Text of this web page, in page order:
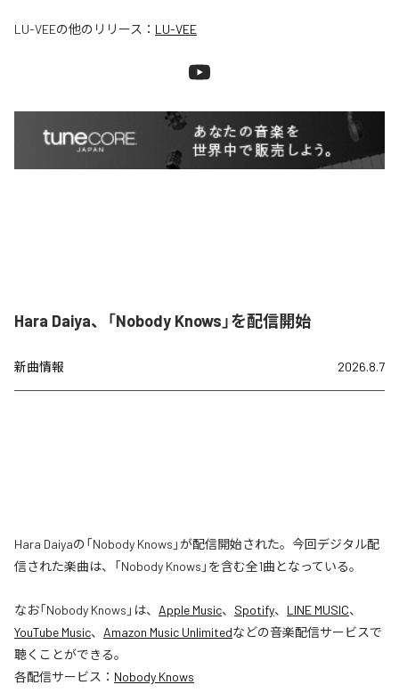
LU-VEEの他のリリース： LU-VEE
Hara Daiya、「Nobody Knows」を配信開始
新曲情報 2026.8.7
Hara Daiyaの「Nobody Knows」が配信開始された。今回デジタル配
信された楽曲は、「Nobody Knows」を含む全1曲となっている。
なお「Nobody Knows 」は、 Apple Music、 Spotify、 LINE MUSIC、
YouTube Music、 Amazon Music Unlimitedなどの音楽配信サービスで
聴くことができる。
各配信サービス： Nobody Knows